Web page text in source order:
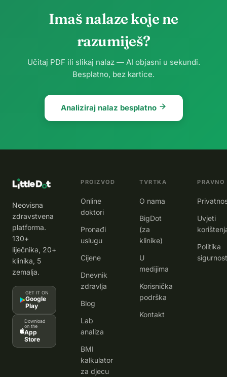
Imaš nalaze koje ne
razumiješ?
Učitaj PDF ili slikaj nalaz — AI objasni u sekundi.
Besplatno, bez kartice.
Analiziraj nalaz besplatno
Neovisna
zdravstvena
platforma.
130+
liječnika, 20+
klinika, 5
zemalja.
GET IT ON
Google
Play
Download
on the
App
Store
PROIZVOD
Online
doktori
Pronađi
uslugu
Cijene
Dnevnik
zdravlja
Blog
Lab
analiza
BMI
kalkulator
za djecu
TVRTKA
O nama
BigDot
(za
klinike)
U
medijima
Korisnička
podrška
Kontakt
PRAVNO
Uvjeti
Politika